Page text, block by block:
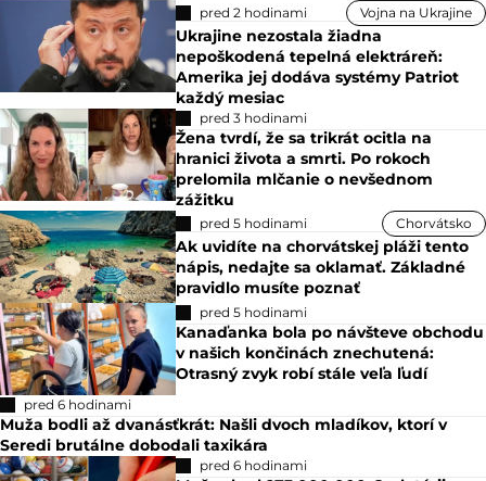
pred 2 hodinami Vojna na Ukrajine
Ukrajine nezostala žiadna
nepoškodená tepelná elektráreň:
Amerika jej dodáva systémy Patriot
každý mesiac
pred 3 hodinami
Žena tvrdí, že sa trikrát ocitla na
hranici života a smrti. Po rokoch
prelomila mlčanie o nevšednom
zážitku
pred 5 hodinami Chorvátsko
Ak uvidíte na chorvátskej pláži tento
nápis, nedajte sa oklamať. Základné
pravidlo musíte poznať
pred 5 hodinami
Kanaďanka bola po návšteve obchodu
v našich končinách znechutená:
Otrasný zvyk robí stále veľa ľudí
pred 6 hodinami
Muža bodli až dvanásťkrát: Našli dvoch mladíkov, ktorí v
Seredi brutálne dobodali taxikára
pred 6 hodinami